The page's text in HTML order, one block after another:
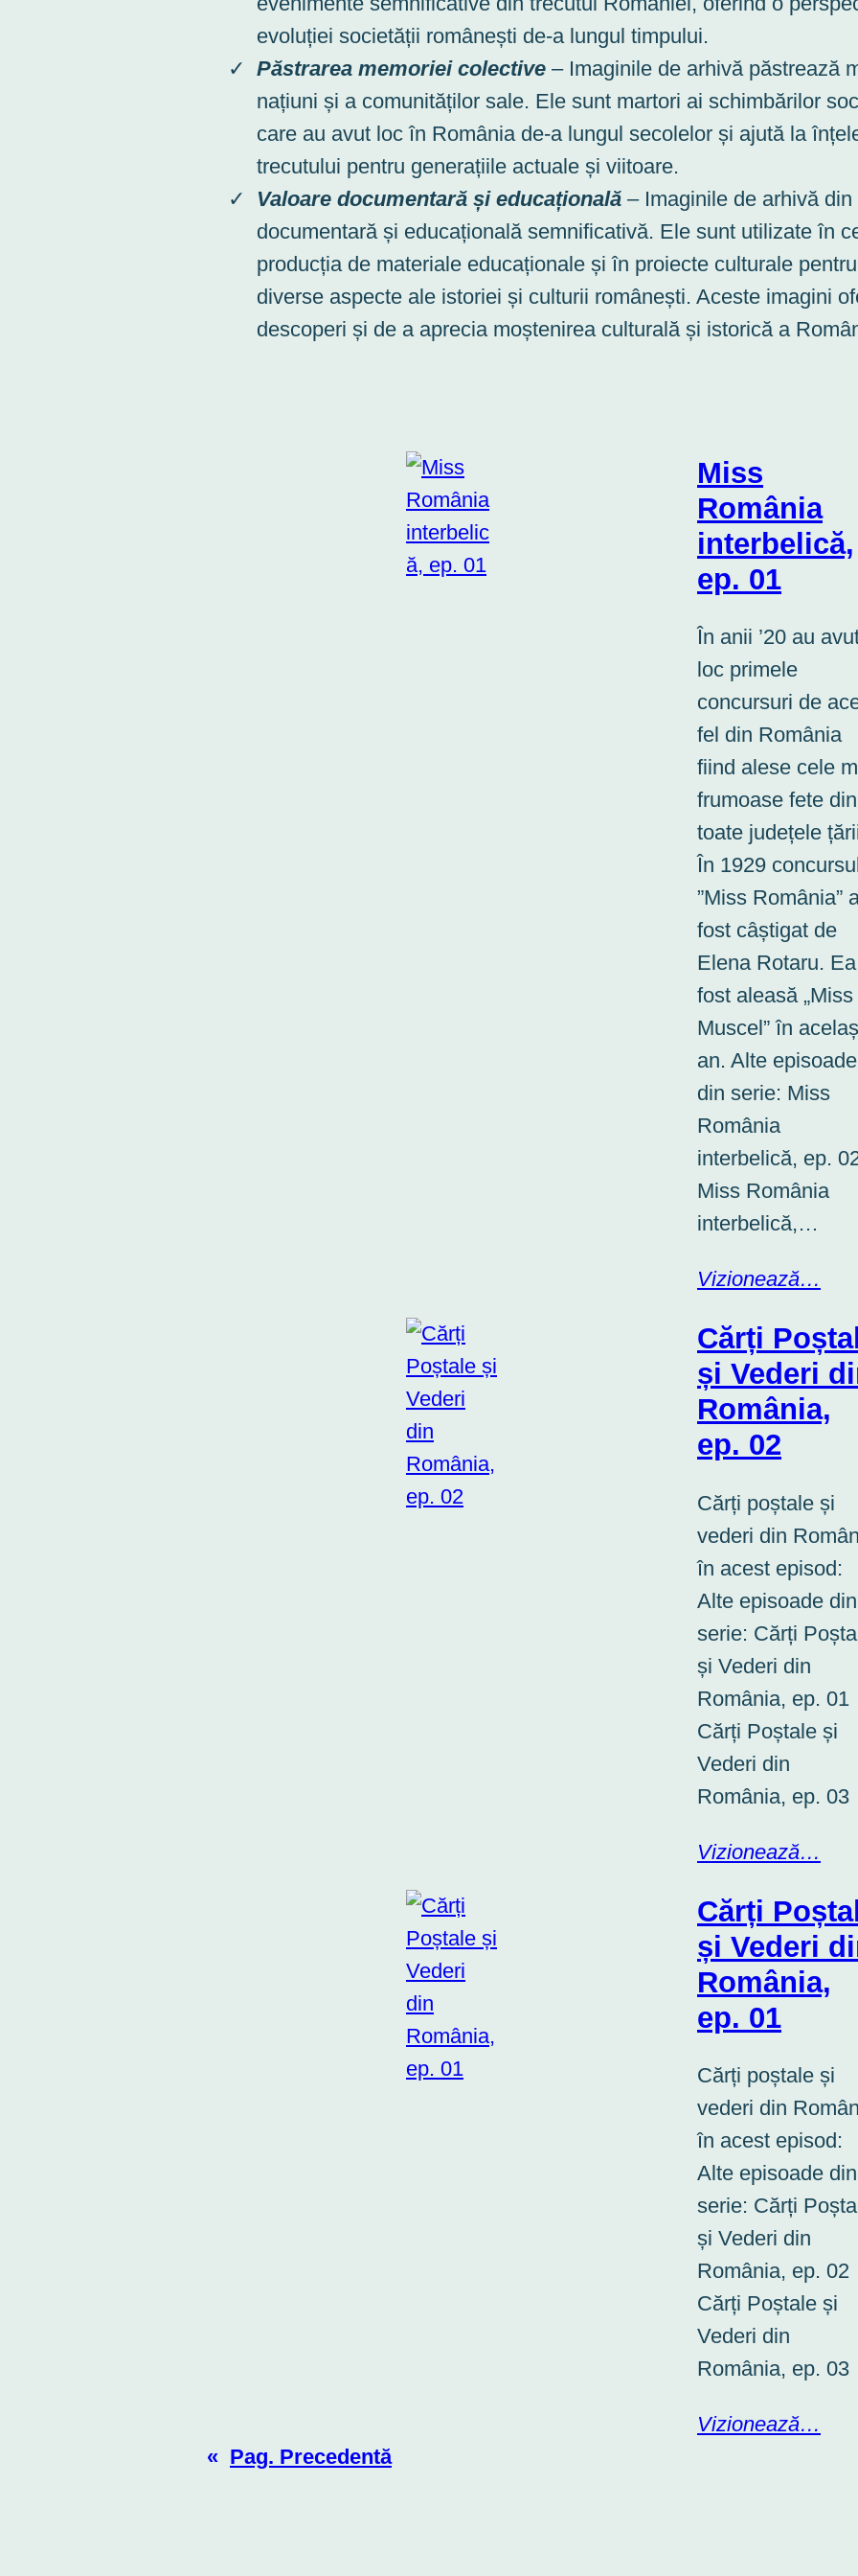
evoluției societății românești de-a lungul timpului.
Păstrarea memoriei colective – Imaginile de arhivă păstrează
națiuni și a comunităților sale. Ele sunt martori ai schimbărilor
care au avut loc în România de-a lungul secolelor și ajută la
trecutului pentru generațiile actuale și viitoare.
Valoare documentară și educațională – Imaginile de arhivă
documentară și educațională semnificativă. Ele sunt utilizate în
producția de materiale educaționale și în proiecte culturale
diverse aspecte ale istoriei și culturii românești. Aceste imagini
descoperi și de a aprecia moștenirea culturală și istorică a
Miss
România
interbelică,
ep. 01
În anii ’20 au
loc primele
concursuri de
fel din România
fiind alese cele
frumoase fete din
toate județele
În 1929 concursul
”Miss România”
fost câștigat de
Elena Rotaru.
fost aleasă „Miss
Muscel” în
an. Alte episoade
din serie: Miss
România
interbelică, ep.
Miss România
interbelică,…
Vizionează…
Cărți
și Vederi
România,
ep. 02
Cărți poștale și
vederi din
în acest episod:
Alte episoade din
serie: Cărți
și Vederi din
România, ep. 01
Cărți Poștale și
Vederi din
România, ep. 03
Vizionează…
Cărți
și Vederi
România,
ep. 01
Cărți poștale și
vederi din
în acest episod:
Alte episoade din
serie: Cărți
și Vederi din
România, ep. 02
Cărți Poștale și
Vederi din
România, ep. 03
Vizionează…
« Pag. Precedentă